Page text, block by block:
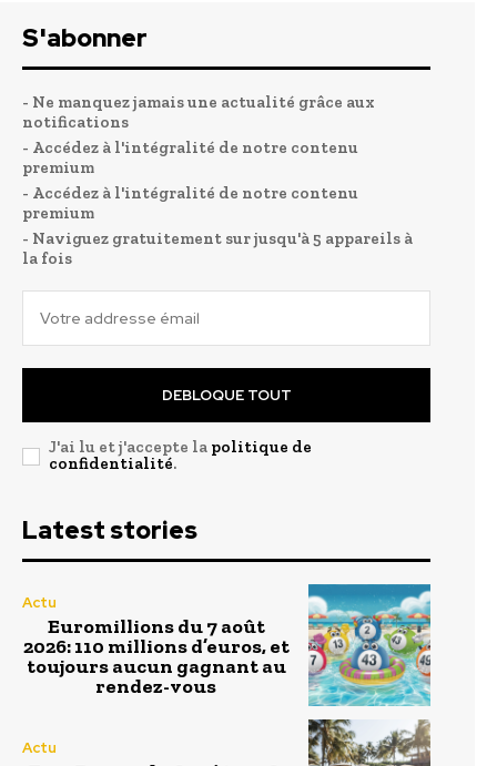
S'abonner
- Ne manquez jamais une actualité grâce aux
notifications
- Accédez à l'intégralité de notre contenu
premium
- Accédez à l'intégralité de notre contenu
premium
- Naviguez gratuitement sur jusqu'à 5 appareils à
la fois
DEBLOQUE TOUT
J'ai lu et j'accepte la politique de
confidentialité.
Latest stories
Actu
Euromillions du 7 août
2026: 110 millions d’euros, et
toujours aucun gagnant au
rendez-vous
Actu